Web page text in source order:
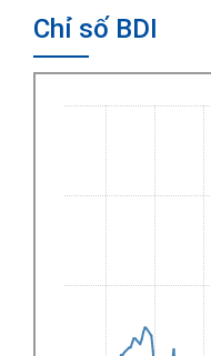
Chỉ số BDI